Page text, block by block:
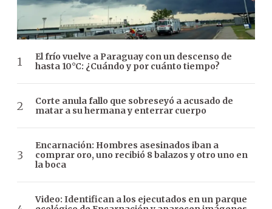
El frío vuelve a Paraguay con un descenso de
hasta 10°C: ¿Cuándo y por cuánto tiempo?
Corte anula fallo que sobreseyó a acusado de
matar a su hermana y enterrar cuerpo
Encarnación: Hombres asesinados iban a
comprar oro, uno recibió 8 balazos y otro uno en
la boca
Video: Identifican a los ejecutados en un parque